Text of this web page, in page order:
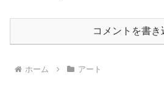
コメントを書き
ホーム アート